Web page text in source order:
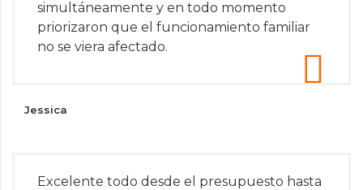
simultáneamente y en todo momento
priorizaron que el funcionamiento familiar
no se viera afectado.
Jessica
Excelente todo desde el presupuesto hasta